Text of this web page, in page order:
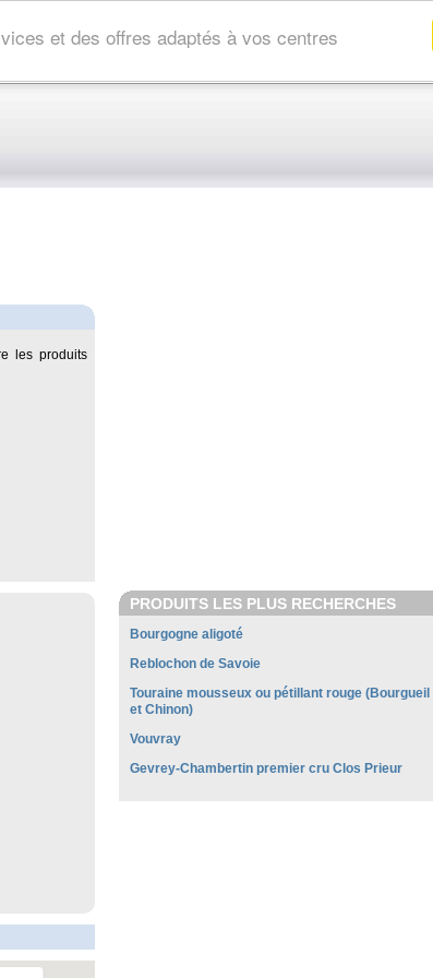
et des offres adaptés à vos centres
les produits
PRODUITS LES PLUS RECHERCHES
Bourgogne aligoté
Reblochon de Savoie
Touraine mousseux ou pétillant rouge (Bourgueil
et Chinon)
Vouvray
Gevrey-Chambertin premier cru Clos Prieur